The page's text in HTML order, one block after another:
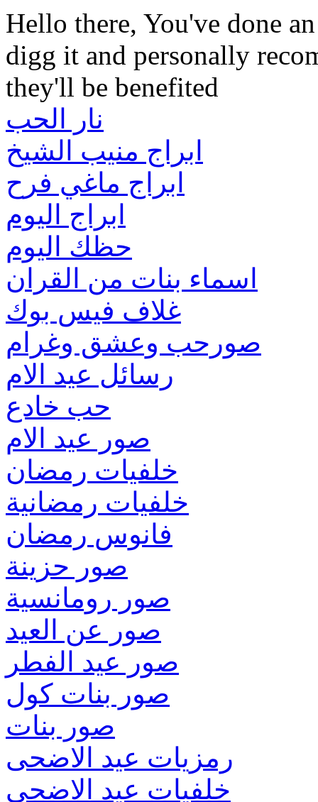
Hellο thеre, You've done
digg it and personally
they'll be benеfіted
نار الحب
ابراج منيب الشيخ
ابراج ماغي فرح
ابراج اليوم
حظك اليوم
اسماء بنات من القران
غلاف فيس بوك
صورحب وعشق وغرام
رسائل عيد الام
حب خادع
صور عيد الام
خلفيات رمضان
خلفيات رمضانية
فانوس رمضان
صور حزينة
صور رومانسية
صور عن العيد
صور عيد الفطر
صور بنات كول
صور بنات
رمزيات عيد الاضحى
خلفيات عيد الاضحى